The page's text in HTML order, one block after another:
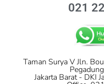
021
Taman Surya V Jln.
Jakarta Barat - DKI